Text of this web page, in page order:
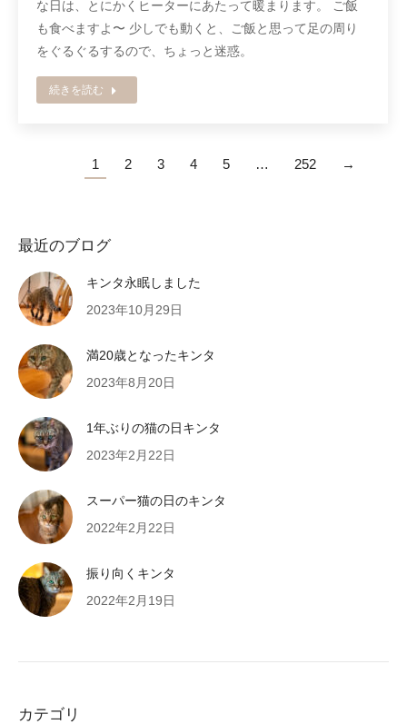
な日は、とにかくヒーターにあたって暖まります。 ご飯
も食べますよ〜 少しでも動くと、ご飯と思って足の周り
をぐるぐるするので、ちょっと迷惑。
続きを読む
1 2 3 4 5 … 252 →
最近のブログ
キンタ永眠しました
2023年10月29日
満20歳となったキンタ
2023年8月20日
1年ぶりの猫の日キンタ
2023年2月22日
スーパー猫の日のキンタ
2022年2月22日
振り向くキンタ
2022年2月19日
カテゴリ